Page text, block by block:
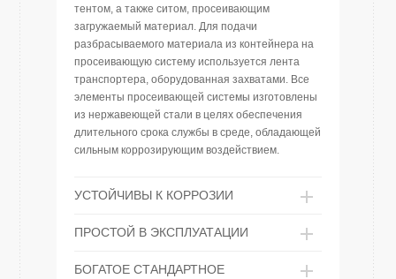
тентом, а также ситом, просеивающим
загружаемый материал. Для подачи
разбрасываемого материала из контейнера на
просеивающую систему используется лента
транспортера, оборудованная захватами. Все
элементы просеивающей системы изготовлены
из нержавеющей стали в целях обеспечения
длительного срока службы в среде, обладающей
сильным коррозирующим воздействием.
УСТОЙЧИВЫ К КОРРОЗИИ
ПРОСТОЙ В ЭКСПЛУАТАЦИИ
БОГАТОЕ СТАНДАРТНОЕ